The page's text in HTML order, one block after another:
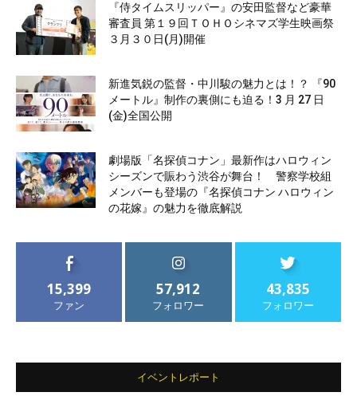
『侍タイムスリッパー』の安田監督など豪華
審査員 第１９回ＴＯＨＯシネマズ学生映画祭
３月３０日(月)開催
新進気鋭の監督・中川駿の魅力とは！？ 『90
メートル』制作の裏側にも迫る！3 月 27 日
(金)全国公開
劇場版「名探偵コナン」最新作はハロウィン
シーズンで賑わう渋谷が舞台！ 警察学校組
メンバーも登場の『名探偵コナン ハロウィン
の花嫁』の魅力を徹底解説
15,399
ファン
57,912
フォロワー
43,835
フォロワー
イベントレポート